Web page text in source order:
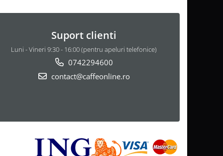
Suport clienti
Luni - Vineri 9:30 - 16:00 (pentru apeluri telefonice)
0742294600
contact@caffeonline.ro